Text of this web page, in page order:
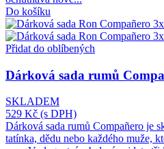
Do košíku
Přidat do oblíbených
Dárková sada rumů
SKLADEM
529 Kč (s DPH)
Dárková sada rumů Compañero je
tatínka, dědu nebo každého muže,